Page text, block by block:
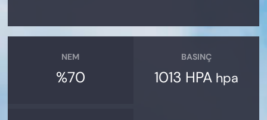
NEM
%70
BASINÇ
1013 HPA hpa